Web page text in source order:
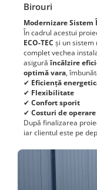
Birouri
Modernizare Sistem
În cadrul acestui
ECO-TEC și un sistem
complet vechea
asigurăîncălzire
optimă vara,
✔ Eficiență
✔ Flexibilitate
✔ Confort sporit
✔ Costuri de
După finalizarea
iar clientul este pe